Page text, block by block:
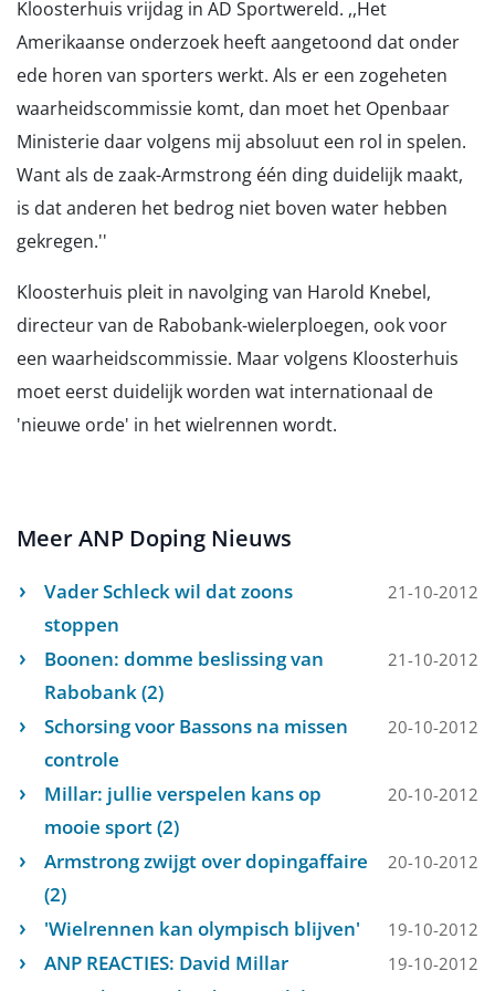
Kloosterhuis vrijdag in AD Sportwereld. ,,Het
Amerikaanse onderzoek heeft aangetoond dat onder
ede horen van sporters werkt. Als er een zogeheten
waarheidscommissie komt, dan moet het Openbaar
Ministerie daar volgens mij absoluut een rol in spelen.
Want als de zaak-Armstrong één ding duidelijk maakt,
is dat anderen het bedrog niet boven water hebben
gekregen.''
Kloosterhuis pleit in navolging van Harold Knebel,
directeur van de Rabobank-wielerploegen, ook voor
een waarheidscommissie. Maar volgens Kloosterhuis
moet eerst duidelijk worden wat internationaal de
'nieuwe orde' in het wielrennen wordt.
Meer ANP Doping Nieuws
Vader Schleck wil dat zoons
stoppen
21-10-2012
Boonen: domme beslissing van
Rabobank (2)
21-10-2012
Schorsing voor Bassons na missen
controle
20-10-2012
Millar: jullie verspelen kans op
mooie sport (2)
20-10-2012
Armstrong zwijgt over dopingaffaire
(2)
20-10-2012
'Wielrennen kan olympisch blijven' 19-10-2012
ANP REACTIES: David Millar 19-10-2012